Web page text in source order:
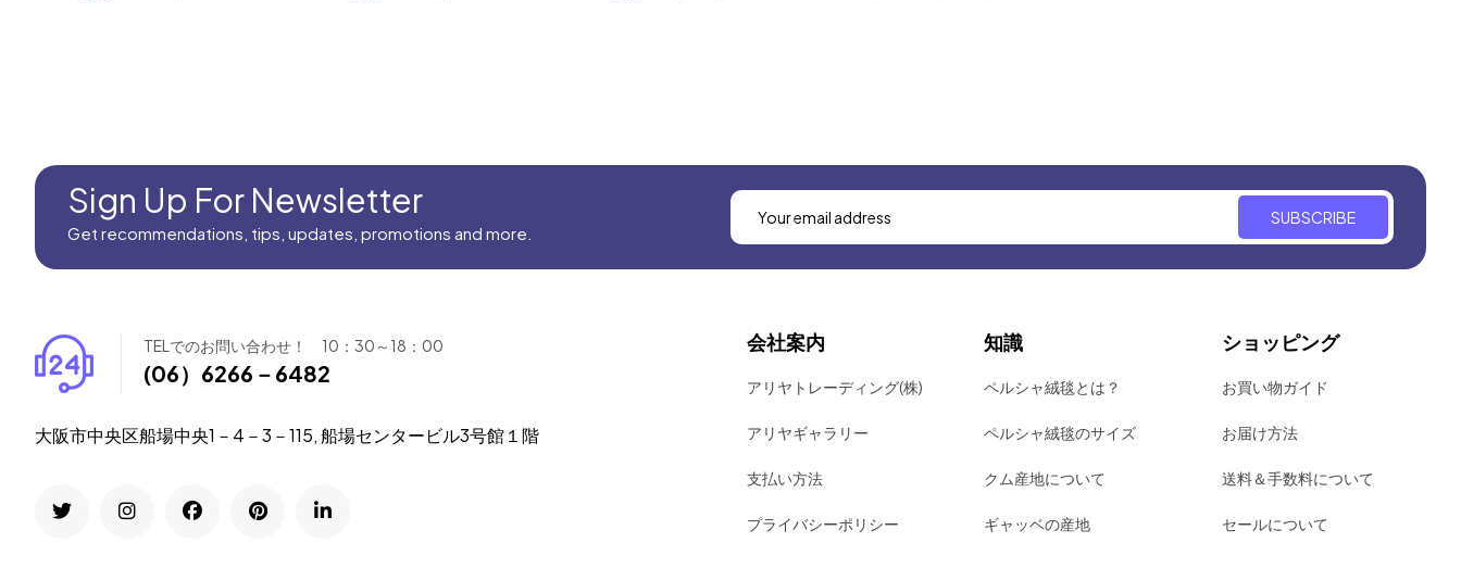
Sign Up For Newsletter
Get recommendations, tips, updates, promotions and more.
SUBSCRIBE
TELでのお問い合わせ！ 10：30～18：00
(06）6266－6482
大阪市中央区船場中央1－4－3－115, 船場センタービル3号館１階
会社案内
アリヤトレーディング(株)
アリヤギャラリー
支払い方法
プライバシーポリシー
知識
ペルシャ絨毯とは？
ペルシャ絨毯のサイズ
クム産地について
ギャッベの産地
ショッピング
お買い物ガイド
お届け方法
送料＆手数料について
セールについて